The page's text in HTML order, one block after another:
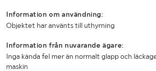
Information om användning:
Objektet har använts till uthyrning
Information från nuvarande ägare:
Inga kända fel mer än normalt glapp och
maskin